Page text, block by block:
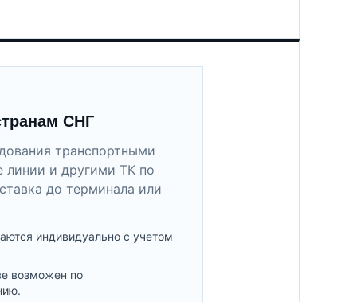
СНГ
транспортными
и другими ТК по
до терминала или
индивидуально с учетом
возможен по